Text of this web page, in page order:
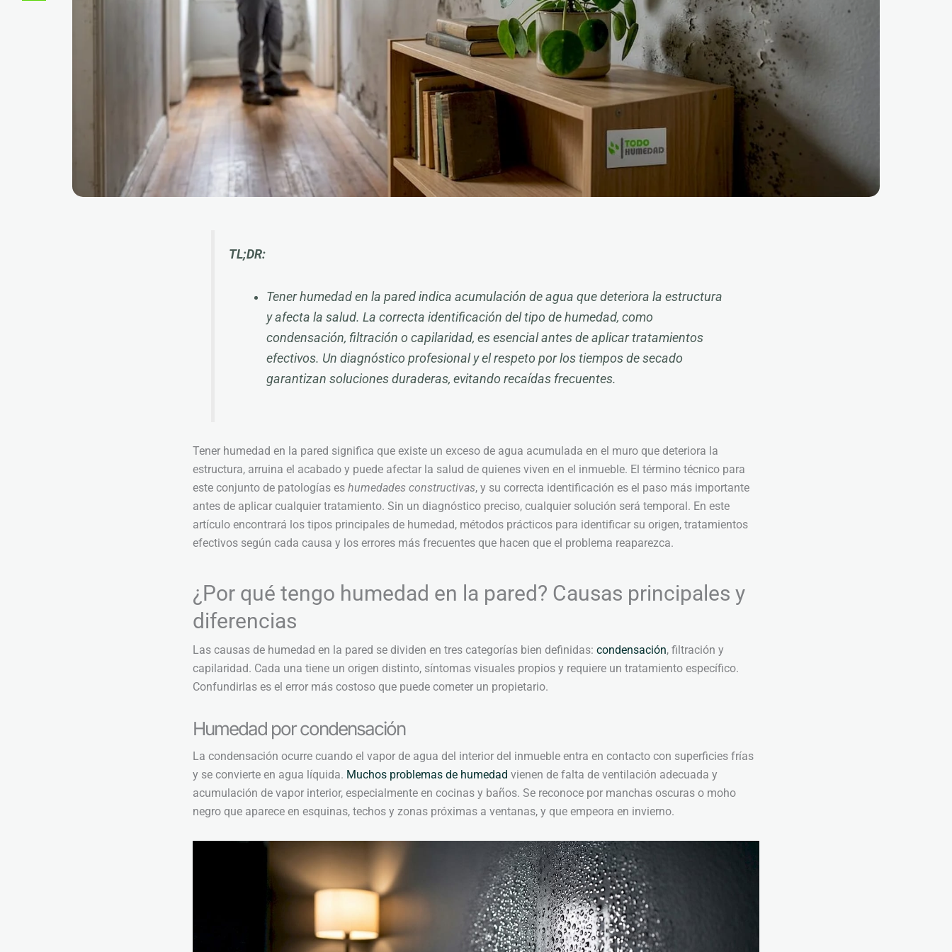
TL;DR:
Tener humedad en la pared indica acumulación de agua que deteriora la estructura
y afecta la salud. La correcta identificación del tipo de humedad, como
condensación, filtración o capilaridad, es esencial antes de aplicar tratamientos
efectivos. Un diagnóstico profesional y el respeto por los tiempos de secado
garantizan soluciones duraderas, evitando recaídas frecuentes.
Tener humedad en la pared significa que existe un exceso de agua acumulada en el muro que deteriora la
estructura, arruina el acabado y puede afectar la salud de quienes viven en el inmueble. El término técnico para
este conjunto de patologías es humedades constructivas, y su correcta identificación es el paso más importante
antes de aplicar cualquier tratamiento. Sin un diagnóstico preciso, cualquier solución será temporal. En este
artículo encontrará los tipos principales de humedad, métodos prácticos para identificar su origen, tratamientos
efectivos según cada causa y los errores más frecuentes que hacen que el problema reaparezca.
¿Por qué tengo humedad en la pared? Causas principales y
diferencias
Las causas de humedad en la pared se dividen en tres categorías bien definidas: condensación, filtración y
capilaridad. Cada una tiene un origen distinto, síntomas visuales propios y requiere un tratamiento específico.
Confundirlas es el error más costoso que puede cometer un propietario.
Humedad por condensación
La condensación ocurre cuando el vapor de agua del interior del inmueble entra en contacto con superficies frías
y se convierte en agua líquida. Muchos problemas de humedad vienen de falta de ventilación adecuada y
acumulación de vapor interior, especialmente en cocinas y baños. Se reconoce por manchas oscuras o moho
negro que aparece en esquinas, techos y zonas próximas a ventanas, y que empeora en invierno.